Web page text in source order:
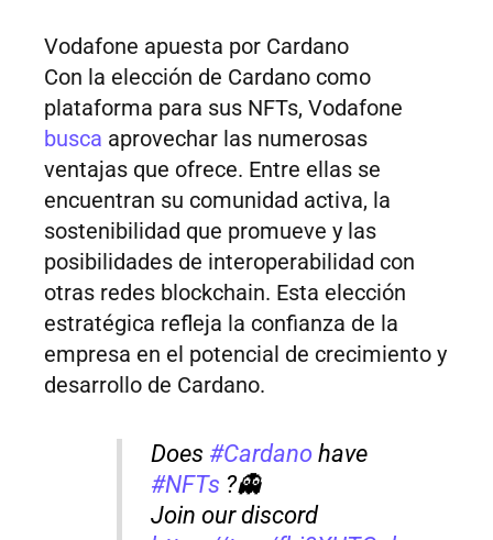
Vodafone apuesta por Cardano
Con la elección de Cardano como
plataforma para sus NFTs, Vodafone
busca aprovechar las numerosas
ventajas que ofrece. Entre ellas se
encuentran su comunidad activa, la
sostenibilidad que promueve y las
posibilidades de interoperabilidad con
otras redes blockchain. Esta elección
estratégica refleja la confianza de la
empresa en el potencial de crecimiento y
desarrollo de Cardano.
Does #Cardano have
#NFTs ?👻
Join our discord